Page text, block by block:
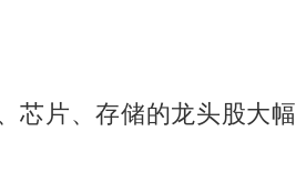
芯片、存储的龙头股大幅